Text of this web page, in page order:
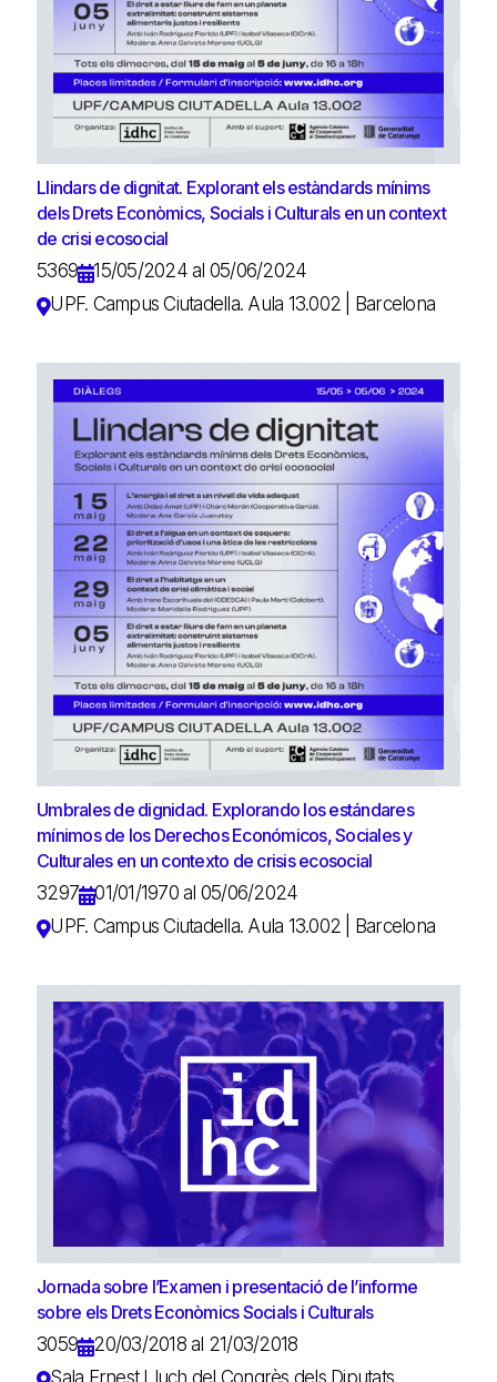
Llindars de dignitat. Explorant els estàndards mínims
dels Drets Econòmics, Socials i Culturals en un context
de crisi ecosocial
5369
15/05/2024 al 05/06/2024
UPF. Campus Ciutadella. Aula 13.002 | Barcelona
Umbrales de dignidad. Explorando los estándares
mínimos de los Derechos Económicos, Sociales y
Culturales en un contexto de crisis ecosocial
3297
01/01/1970 al 05/06/2024
UPF. Campus Ciutadella. Aula 13.002 | Barcelona
Jornada sobre l’Examen i presentació de l’informe
sobre els Drets Econòmics Socials i Culturals
3059
20/03/2018 al 21/03/2018